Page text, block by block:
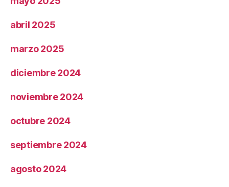
abril 2025
marzo 2025
diciembre 2024
noviembre 2024
octubre 2024
septiembre 2024
agosto 2024